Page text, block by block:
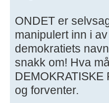
ONDET er
manipulert inn i
demokratiets
snakk om! Hva
og forventer.